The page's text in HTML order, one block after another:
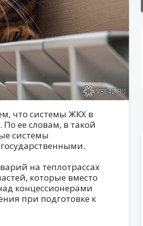
что системы ЖКХ в
ее словам, в такой
системы
на теплотрассах
которые вместо
концессионерами
при подготовке к